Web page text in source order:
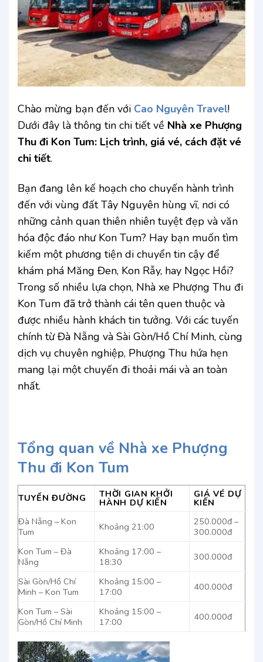
Chào mừng bạn đến với Cao Nguyên Travel!
Dưới đây là thông tin chi tiết về Nhà xe Phượng
Thu đi Kon Tum: Lịch trình, giá vé, cách đặt vé
chi tiết.
Bạn đang lên kế hoạch cho chuyến hành trình
đến với vùng đất Tây Nguyên hùng vĩ, nơi có
những cảnh quan thiên nhiên tuyệt đẹp và văn
hóa độc đáo như Kon Tum? Hay bạn muốn tìm
kiếm một phương tiện di chuyển tin cậy để
khám phá Măng Đen, Kon Rẫy, hay Ngọc Hồi?
Trong số nhiều lựa chọn, Nhà xe Phượng Thu đi
Kon Tum đã trở thành cái tên quen thuộc và
được nhiều hành khách tin tưởng. Với các tuyến
chính từ Đà Nẵng và Sài Gòn/Hồ Chí Minh, cùng
dịch vụ chuyên nghiệp, Phượng Thu hứa hẹn
mang lại một chuyến đi thoải mái và an toàn
nhất.
Tổng quan về Nhà xe Phượng
Thu đi Kon Tum
TUYẾN ĐƯỜNG THỜI GIAN KHỞI
HÀNH DỰ KIẾN
GIÁ VÉ DỰ
KIẾN
Đà Nẵng – Kon
Tum
Khoảng 21:00
250.000đ –
300.000đ
Kon Tum – Đà
Nẵng
Khoảng 17:00 –
18:30
300.000đ
Sài Gòn/Hồ Chí
Minh – Kon Tum
Khoảng 15:00 –
17:00
400.000đ
Kon Tum – Sài
Gòn/Hồ Chí Minh
Khoảng 15:00 –
17:00
400.000đ